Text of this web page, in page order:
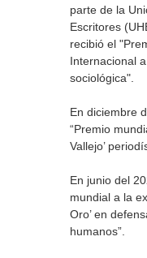
parte de la
Escritores
recibió el
Internacional
sociológica".
En diciembre
“Premio
Vallejo’
En junio del
mundial a la
Oro’ en
humanos”.